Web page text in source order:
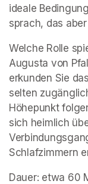
ideale
sprach, das
Welche Rolle
Augusta von
erkunden Sie
selten
Höhepunkt
sich heimlich
Schlafzimmern
Dauer: etwa 60